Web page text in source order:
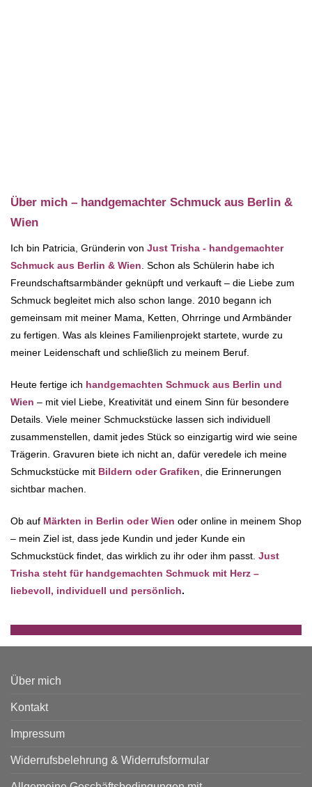
Über mich – handgemachter Schmuck aus Berlin &
Wien
Ich bin Patricia, Gründerin von Just Trisha - handgemachter
Schmuck aus Berlin & Wien. Schon als Schülerin habe ich
Freundschaftsarmbänder geknüpft und verkauft – die Liebe zum
Schmuck begleitet mich also schon lange. 2010 begann ich
gemeinsam mit meiner Mama, Ketten, Ohrringe und Armbänder
zu fertigen. Was als kleines Familienprojekt startete, wurde zu
meiner Leidenschaft und schließlich zu meinem Beruf.
Heute fertige ich handgemachten Schmuck aus Berlin und
Wien – mit viel Liebe, Kreativität und einem Sinn für besondere
Details. Viele meiner Schmuckstücke lassen sich individuell
zusammenstellen, damit jedes Stück so einzigartig wird wie seine
Trägerin. Gravuren biete ich nicht an, dafür veredele ich meine
Schmuckstücke mit Bildern oder Grafiken, die Erinnerungen
sichtbar machen.
Ob auf Märkten in Berlin oder Wien oder online in meinem Shop
– mein Ziel ist, dass jede Kundin und jeder Kunde ein
Schmuckstück findet, das wirklich zu ihr oder ihm passt. Just
Trisha steht für handgemachten Schmuck mit Herz –
liebevoll, individuell und persönlich.
Über mich
Kontakt
Impressum
Widerrufsbelehrung & Widerrufsformular